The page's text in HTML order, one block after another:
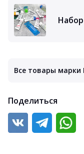
Все товары марки
Поделиться